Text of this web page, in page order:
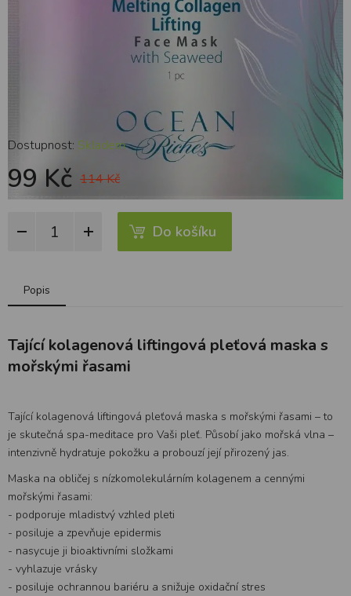
Dostupnost: Skladem
99 Kč 114 Kč
Do košíku
Popis
Tající kolagenová liftingová pleťová maska s
mořskými řasami
Tající kolagenová liftingová pleťová maska s mořskými řasami – to
je skutečná spa-meditace pro Vaši pleť. Působí jako mořská vlna –
intenzivně hydratuje pokožku a probouzí její přirozený jas.
Maska na obličej s nízkomolekulárním kolagenem a cennými
mořskými řasami:
- podporuje mladistvý vzhled pleti
- posiluje a zpevňuje epidermis
- nasycuje ji bioaktivními složkami
- vyhlazuje vrásky
- posiluje ochrannou bariéru a snižuje oxidační stres